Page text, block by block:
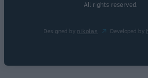
All rights reserved.
Designed by nikolas Developed by